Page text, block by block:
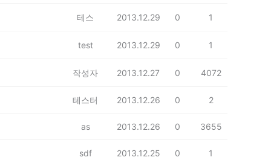
테스 2013.12.29 0 1
test 2013.12.29 0 1
작성자 2013.12.27 0 4072
테스터 2013.12.26 0 2
as 2013.12.26 0 3655
sdf 2013.12.25 0 1